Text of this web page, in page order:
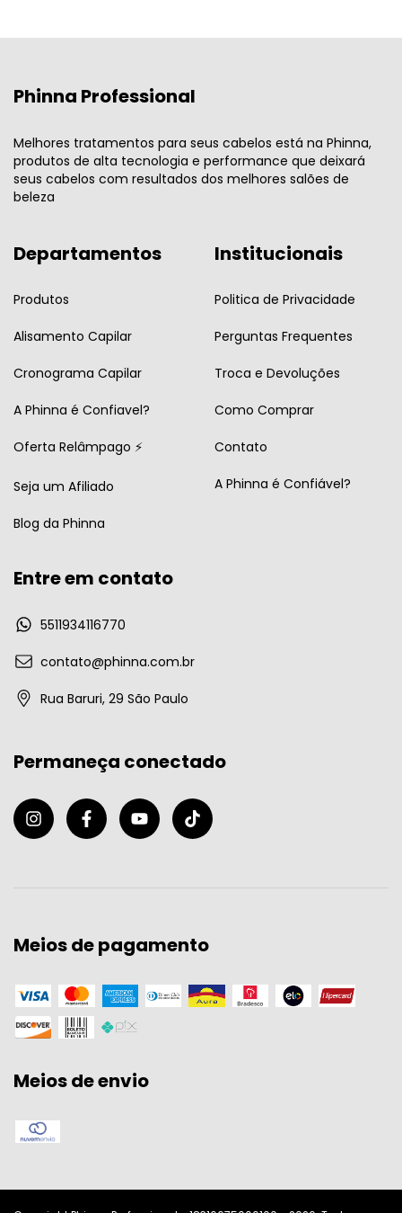
Phinna Professional
Melhores tratamentos para seus cabelos está na Phinna,
produtos de alta tecnologia e performance que deixará
seus cabelos com resultados dos melhores salões de
beleza
Departamentos
Produtos
Alisamento Capilar
Cronograma Capilar
A Phinna é Confiavel?
Oferta Relâmpago ⚡
Seja um Afiliado
Blog da Phinna
Institucionais
Politica de Privacidade
Perguntas Frequentes
Troca e Devoluções
Como Comprar
Contato
A Phinna é Confiável?
Entre em contato
5511934116770
contato@phinna.com.br
Rua Baruri, 29 São Paulo
Permaneça conectado
Meios de pagamento
Meios de envio